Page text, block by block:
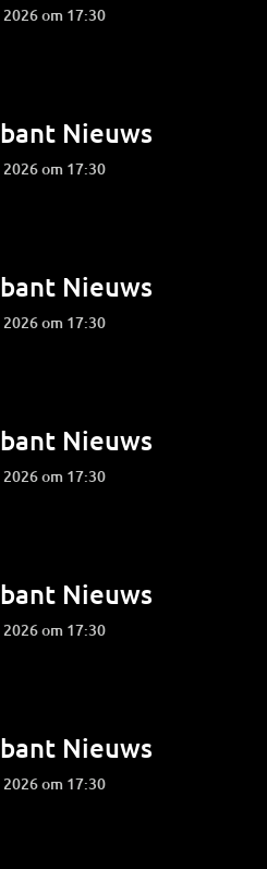
2026 om 17:30
Nieuws
2026 om 17:30
Nieuws
2026 om 17:30
Nieuws
2026 om 17:30
Nieuws
2026 om 17:30
Nieuws
2026 om 17:30